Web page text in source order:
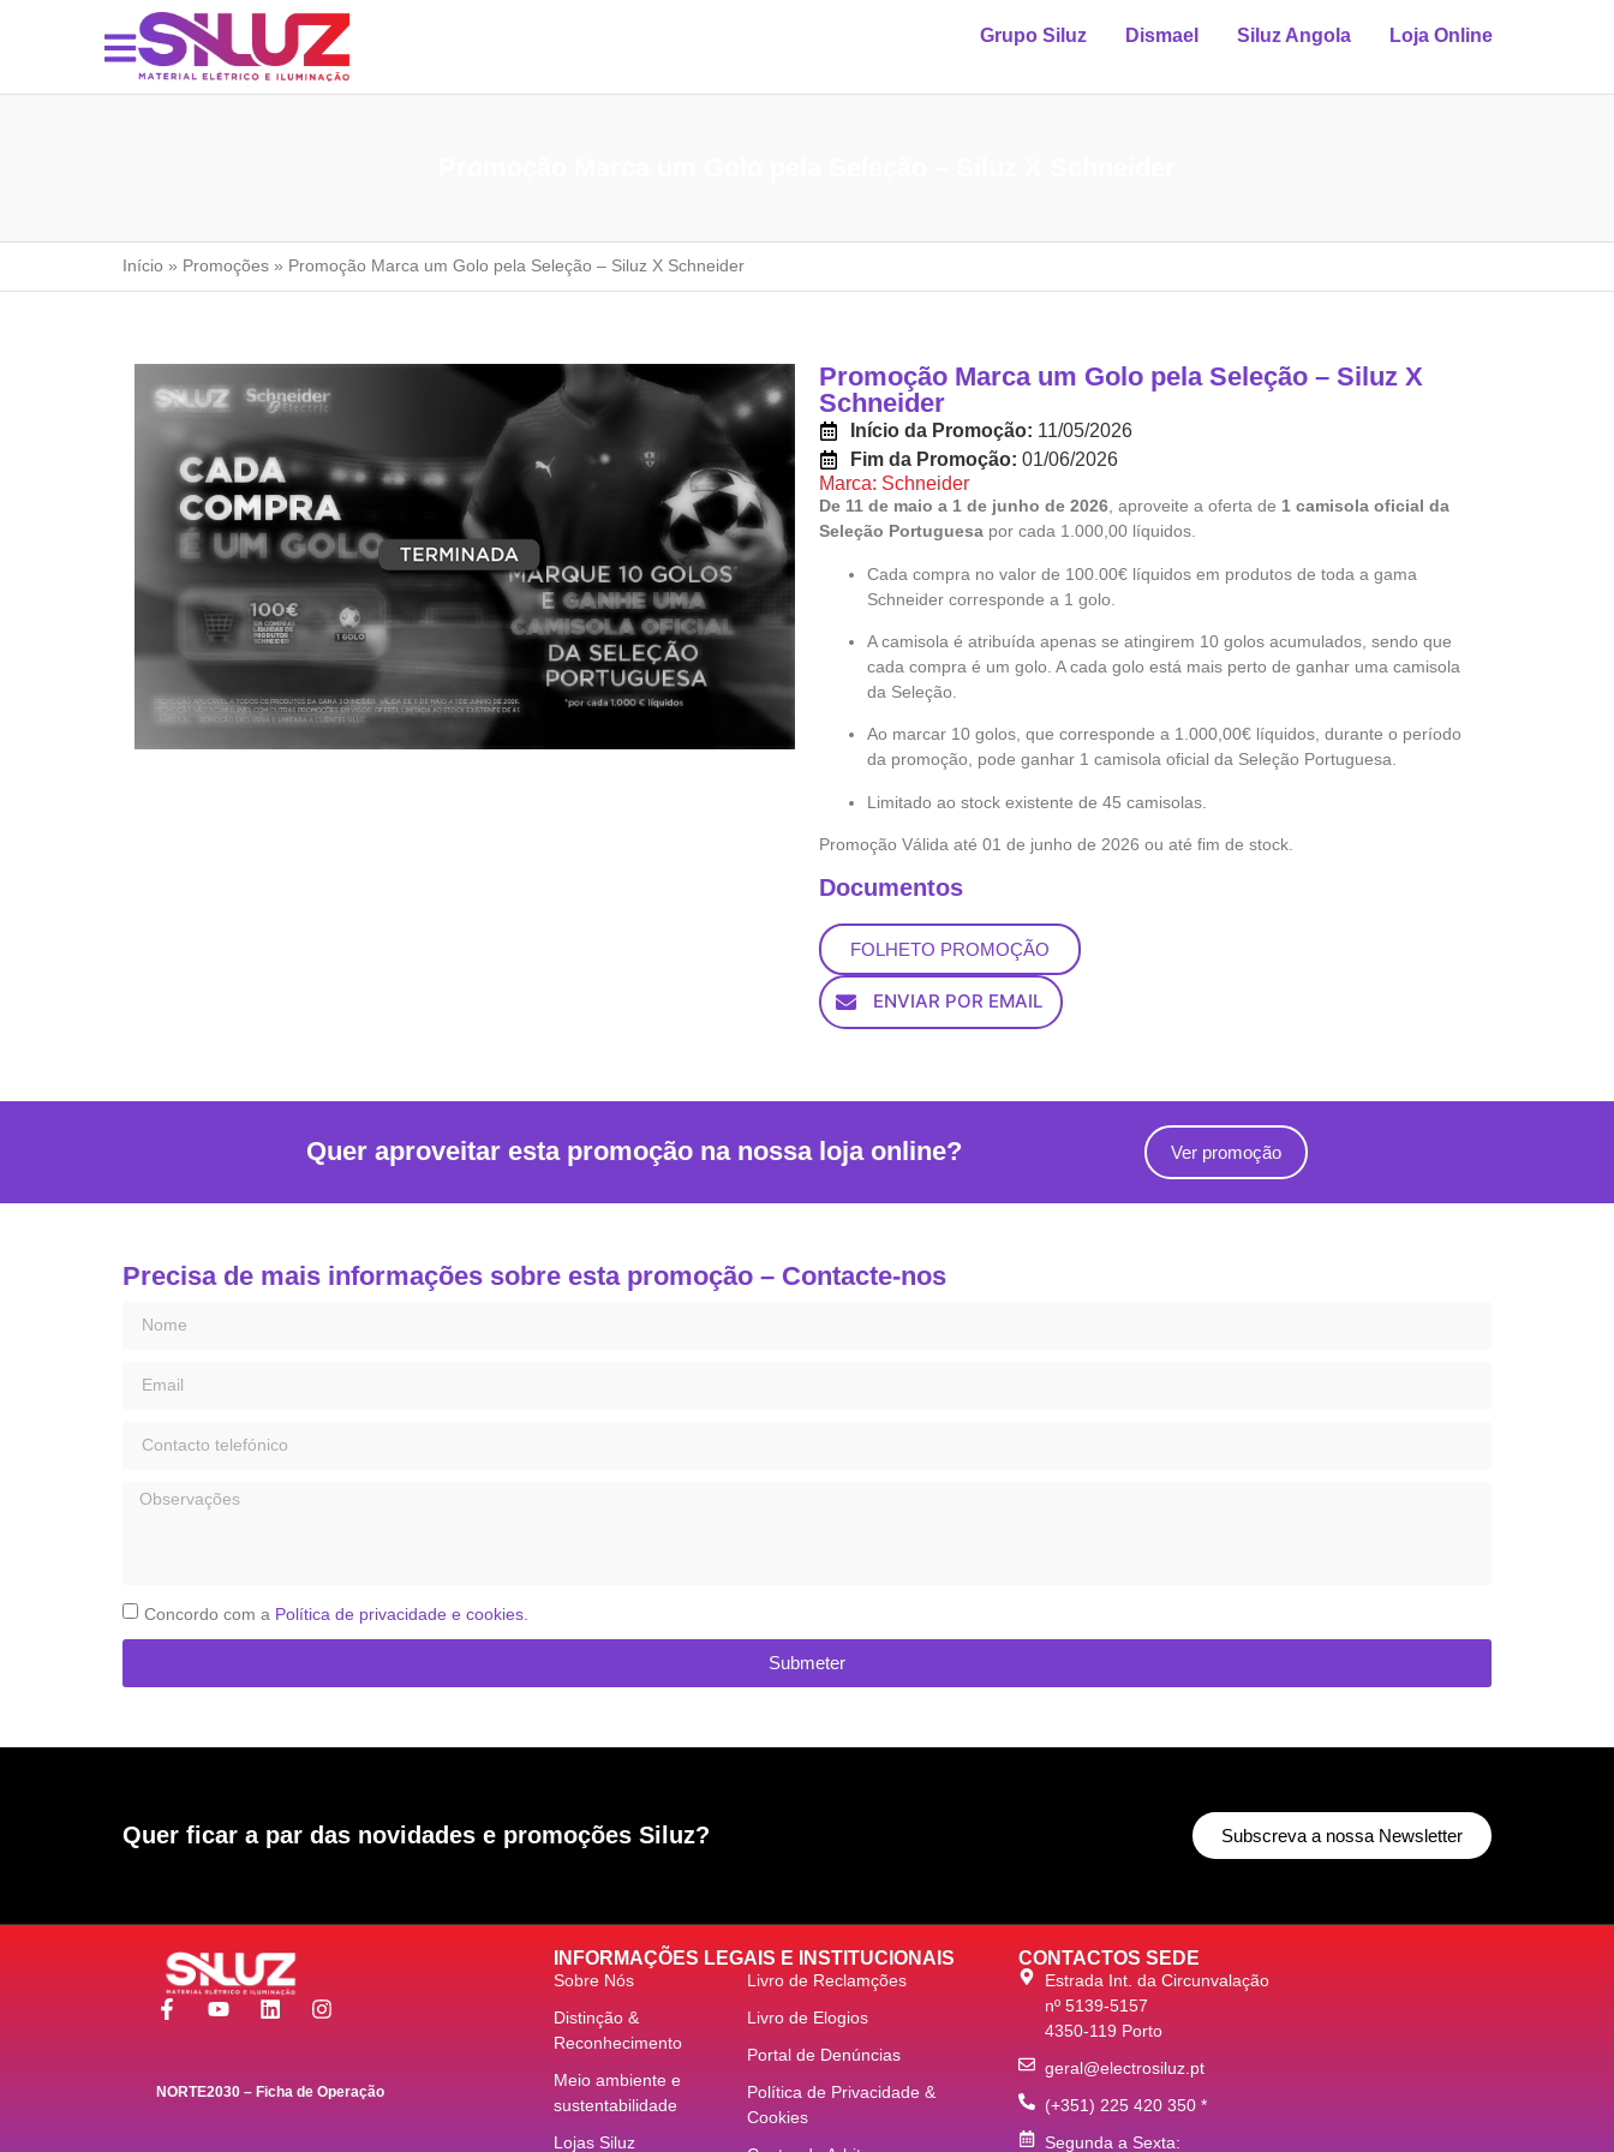
Grupo Siluz Dismael Siluz Angola Loja Online
Início » Promoções » Promoção Marca um Golo pela Seleção – Siluz X Schneider
Promoção Marca um Golo pela Seleção – Siluz X
Schneider
Início da Promoção: 11/05/2026
Fim da Promoção: 01/06/2026
Marca: Schneider
De 11 de maio a 1 de junho de 2026, aproveite a oferta de 1 camisola oficial da
Seleção Portuguesa por cada 1.000,00 líquidos.
Cada compra no valor de 100.00€ líquidos em produtos de toda a gama
Schneider corresponde a 1 golo.
A camisola é atribuída apenas se atingirem 10 golos acumulados, sendo que
cada compra é um golo. A cada golo está mais perto de ganhar uma camisola
da Seleção.
Ao marcar 10 golos, que corresponde a 1.000,00€ líquidos, durante o período
da promoção, pode ganhar 1 camisola oficial da Seleção Portuguesa.
Limitado ao stock existente de 45 camisolas.
Promoção Válida até 01 de junho de 2026 ou até fim de stock.
Documentos
FOLHETO PROMOÇÃO
ENVIAR POR EMAIL
Quer aproveitar esta promoção na nossa loja online? Ver promoção
Precisa de mais informações sobre esta promoção – Contacte-nos
Concordo com a Política de privacidade e cookies.
Submeter
Quer ficar a par das novidades e promoções Siluz? Subscreva a nossa Newsletter
NORTE2030 – Ficha de Operação
INFORMAÇÕES LEGAIS E INSTITUCIONAIS
Sobre Nós
Distinção &
Reconhecimento
Meio ambiente e
sustentabilidade
Lojas Siluz
Livro de Reclamções
Livro de Elogios
Portal de Denúncias
Política de Privacidade &
Cookies
CONTACTOS SEDE
Estrada Int. da Circunvalação
nº 5139-5157
4350-119 Porto
geral@electrosiluz.pt
(+351) 225 420 350 *
Segunda a Sexta: